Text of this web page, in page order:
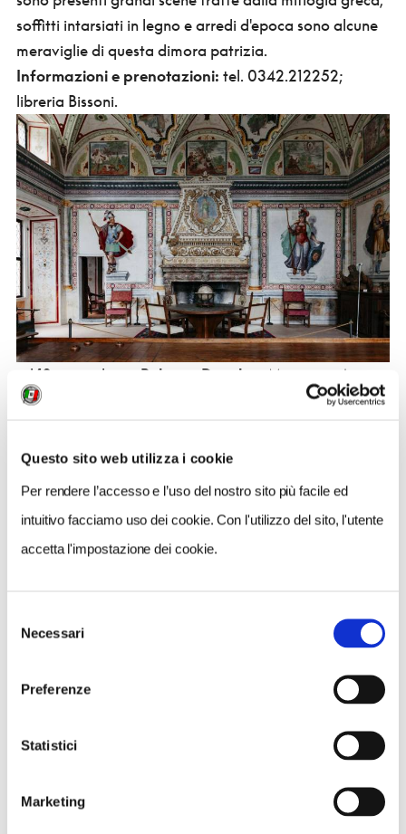
Questo sito web utilizza i cookie
Per rendere l’accesso e l’uso del nostro sito più facile ed
intuitivo facciamo uso dei cookie. Con l'utilizzo del sito, l'utente
accetta l'impostazione dei cookie.
delNecessari
Preferenze
Statistici
Marketing
soffitti intarsiati in legno e arredi d'epoca sono alcune
meraviglie di questa dimora patrizia.
Informazioni e prenotazioni: tel. 0342.212252;
libreria Bissoni.
- il 12 novembre a Palazzo Ducale a Mantova.
A
tavola con i Gonzaga.
nell'appartamento di Troia, nella Sala dei Fiumi e
l'organizzazione dei banchetti alla corte dei Gonzaga.
Degustazione dei dolci storici mantovani: l'Anello di
Monaco e la Torta Elvezia.